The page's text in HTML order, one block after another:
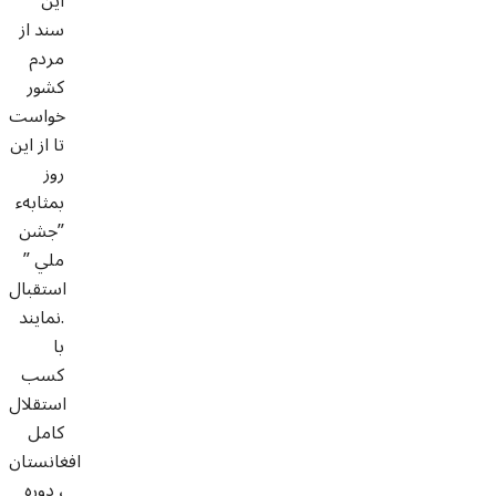
سند از
مردم
كشور
خواست
تا از اين
روز
بمثابهء
”جشن
ملي ”
استقبال
نمايند.
با
کسب
استقلال
کامل
افغانستان